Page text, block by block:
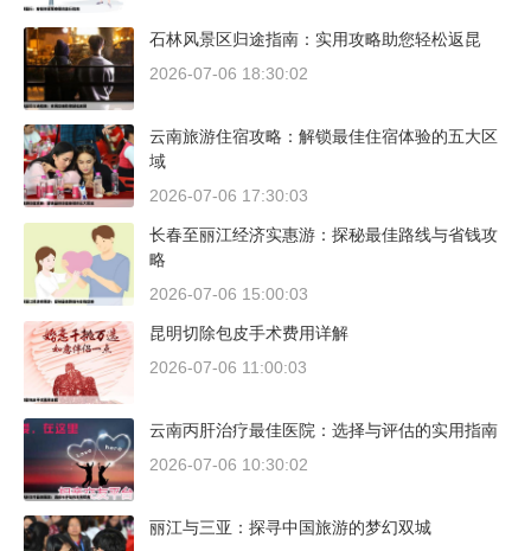
石林风景区归途指南：实用攻略助您轻松返昆
2026-07-06 18:30:02
云南旅游住宿攻略：解锁最佳住宿体验的五大区
域
2026-07-06 17:30:03
长春至丽江经济实惠游：探秘最佳路线与省钱攻
略
2026-07-06 15:00:03
昆明切除包皮手术费用详解
2026-07-06 11:00:03
云南丙肝治疗最佳医院：选择与评估的实用指南
2026-07-06 10:30:02
丽江与三亚：探寻中国旅游的梦幻双城